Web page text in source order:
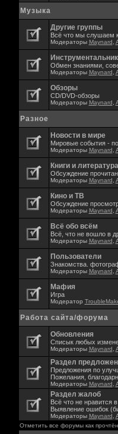
Музыка
Другие группы
Всё что мы слушаем
Модераторы Maynard
Инструментальник
Обмен знаниями,
Модераторы Maynard
Обзоры
CD/DVD-обзоры
Модераторы Maynard
Разное
Новости в мире
Мировые события -
Модераторы Maynard
Книги и литература
Обсуждение
Модераторы Maynard
Кино и ТВ
Обсуждение
Модераторы Maynard
Всё обо всём
Всё, что не вошло в
Модераторы Maynard
Пользователи
Знакомства.
Модераторы Maynard
Мафия
Игра
Модератор
Работа сайта/форума
Обновления
Списык любых
Модераторы Maynard
Раздел
Предложения по
Пожелания,
Модераторы Maynard
Раздел жалоб
Всё что не нравится
Выявление ошибок
Модераторы Maynard
Отметить все форумы как